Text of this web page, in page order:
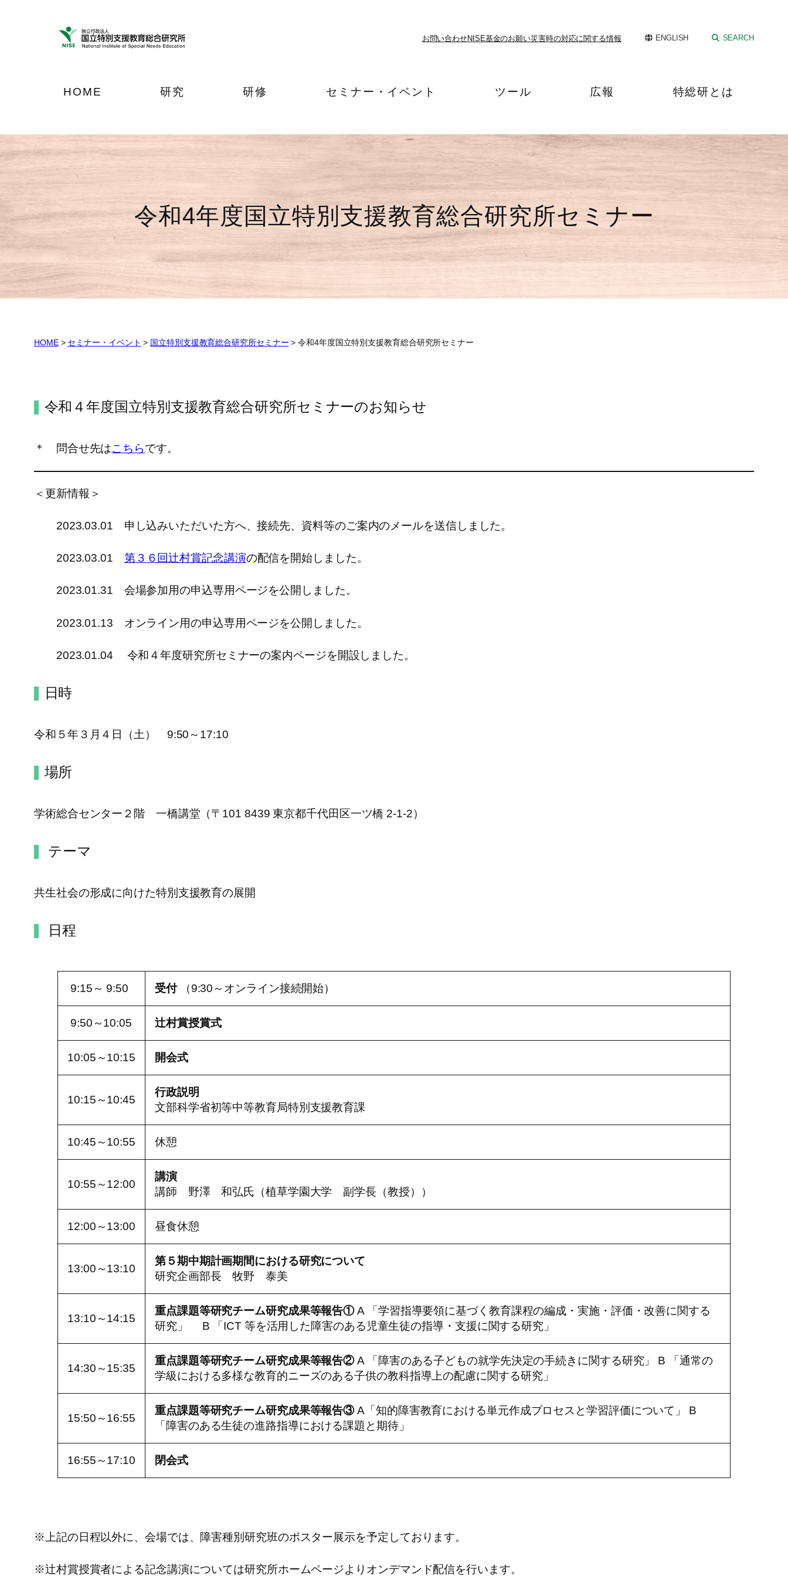
ジ
ャ
へ
ジ
プ
お問い合わせNISE基金のお願い災害時の対応に関する情報 ENGLISH SEARCH
HOME 研究 研修 セミナー・イベント ツール 広報 特総研とは
令和4年度国立特別支援教育総合研究所セミナー
HOME> セミナー・イベント > 国立特別支援教育総合研究所セミナー >令和4年度国立特別支援教育総合研究所セミナー
令和４年度国立特別支援教育総合研究所セミナーのお知らせ
＊ 問合せ先はこちらです。
＜更新情報＞
2023.03.01 申し込みいただいた方へ、接続先、資料等のご案内のメールを送信しました。
2023.03.01 第３６回辻村賞記念講演の配信を開始しました。
2023.01.31 会場参加用の申込専用ページを公開しました。
2023.01.13 オンライン用の申込専用ページを公開しました。
2023.01.04 令和４年度研究所セミナーの案内ページを開設しました。
日時
令和５年３月４日（土） 9:50～17:10
場所
学術総合センター２階 一橋講堂（〒101 8439 東京都千代田区一ツ橋 2-1-2）
テーマ
共生社会の形成に向けた特別支援教育の展開
日程
9:15～ 9:50 受付（9:30～オンライン接続開始）
9:50～10:05 辻村賞授賞式
10:05～10:15 開会式
10:15～10:45
行政説明
文部科学省初等中等教育局特別支援教育課
10:45～10:55 休憩
10:55～12:00
講演
講師 野澤 和弘氏（植草学園大学 副学長（教授））
12:00～13:00 昼食休憩
13:00～13:10
第５期中期計画期間における研究について
研究企画部長 牧野 泰美
13:10～14:15
重点課題等研究チーム研究成果等報告①A 「学習指導要領に基づく教育課程の編成・実施・評価・改善に関する
研究」 B 「ICT 等を活用した障害のある児童生徒の指導・支援に関する研究」
14:30～15:35
重点課題等研究チーム研究成果等報告②A 「障害のある子どもの就学先決定の手続きに関する研究」 B 「通常の
学級における多様な教育的ニーズのある子供の教科指導上の配慮に関する研究」
15:50～16:55
重点課題等研究チーム研究成果等報告③A「知的障害教育における単元作成プロセスと学習評価について」 B
「障害のある生徒の進路指導における課題と期待」
16:55～17:10 閉会式
※上記の日程以外に、会場では、障害種別研究班のポスター展示を予定しております。
※辻村賞授賞者による記念講演については研究所ホームページよりオンデマンド配信を行います。